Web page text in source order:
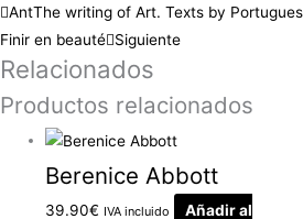
AntThe writing of Art. Texts by
Finir en beauté Siguiente
Relacionados
Productos relacionados
Berenice Abbott
39.90€ IVA incluido Añadir al